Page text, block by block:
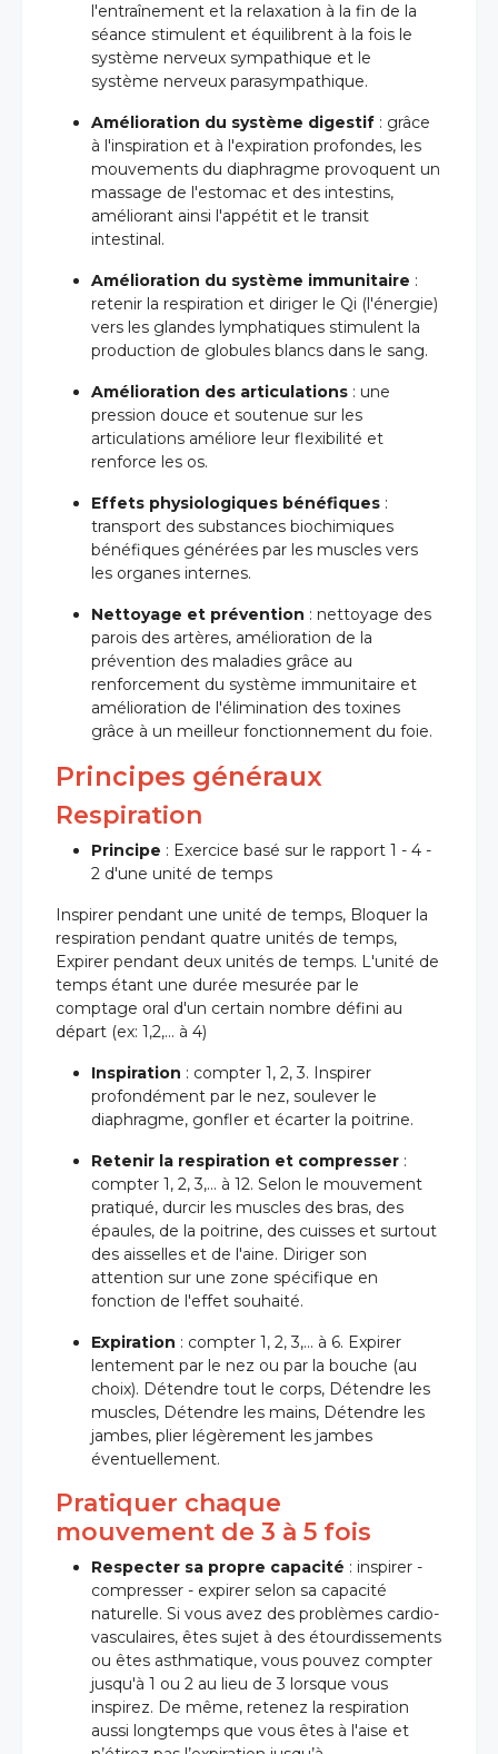
l'entraînement et la relaxation à la fin de la
séance stimulent et équilibrent à la fois le
système nerveux sympathique et le
système nerveux parasympathique.
Amélioration du système digestif : grâce
à l'inspiration et à l'expiration profondes, les
mouvements du diaphragme provoquent un
massage de l'estomac et des intestins,
améliorant ainsi l'appétit et le transit
intestinal.
Amélioration du système immunitaire :
retenir la respiration et diriger le Qi (l'énergie)
vers les glandes lymphatiques stimulent la
production de globules blancs dans le sang.
Amélioration des articulations : une
pression douce et soutenue sur les
articulations améliore leur flexibilité et
renforce les os.
Effets physiologiques bénéfiques :
transport des substances biochimiques
bénéfiques générées par les muscles vers
les organes internes.
Nettoyage et prévention : nettoyage des
parois des artères, amélioration de la
prévention des maladies grâce au
renforcement du système immunitaire et
amélioration de l'élimination des toxines
grâce à un meilleur fonctionnement du foie.
Principes généraux
Respiration
Principe : Exercice basé sur le rapport 1 - 4 -
2 d'une unité de temps
Inspirer pendant une unité de temps, Bloquer la
respiration pendant quatre unités de temps,
Expirer pendant deux unités de temps. L'unité de
temps étant une durée mesurée par le
comptage oral d'un certain nombre défini au
départ (ex: 1,2,… à 4)
Inspiration : compter 1, 2, 3. Inspirer
profondément par le nez, soulever le
diaphragme, gonfler et écarter la poitrine.
Retenir la respiration et compresser :
compter 1, 2, 3,… à 12. Selon le mouvement
pratiqué, durcir les muscles des bras, des
épaules, de la poitrine, des cuisses et surtout
des aisselles et de l'aine. Diriger son
attention sur une zone spécifique en
fonction de l'effet souhaité.
Expiration : compter 1, 2, 3,… à 6. Expirer
lentement par le nez ou par la bouche (au
choix). Détendre tout le corps, Détendre les
muscles, Détendre les mains, Détendre les
jambes, plier légèrement les jambes
éventuellement.
Pratiquer chaque
mouvement de 3 à 5 fois
Respecter sa propre capacité : inspirer -
compresser - expirer selon sa capacité
naturelle. Si vous avez des problèmes cardio-
vasculaires, êtes sujet à des étourdissements
ou êtes asthmatique, vous pouvez compter
jusqu'à 1 ou 2 au lieu de 3 lorsque vous
inspirez. De même, retenez la respiration
aussi longtemps que vous êtes à l'aise et